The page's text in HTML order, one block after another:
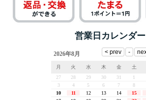
営業日カレンダー